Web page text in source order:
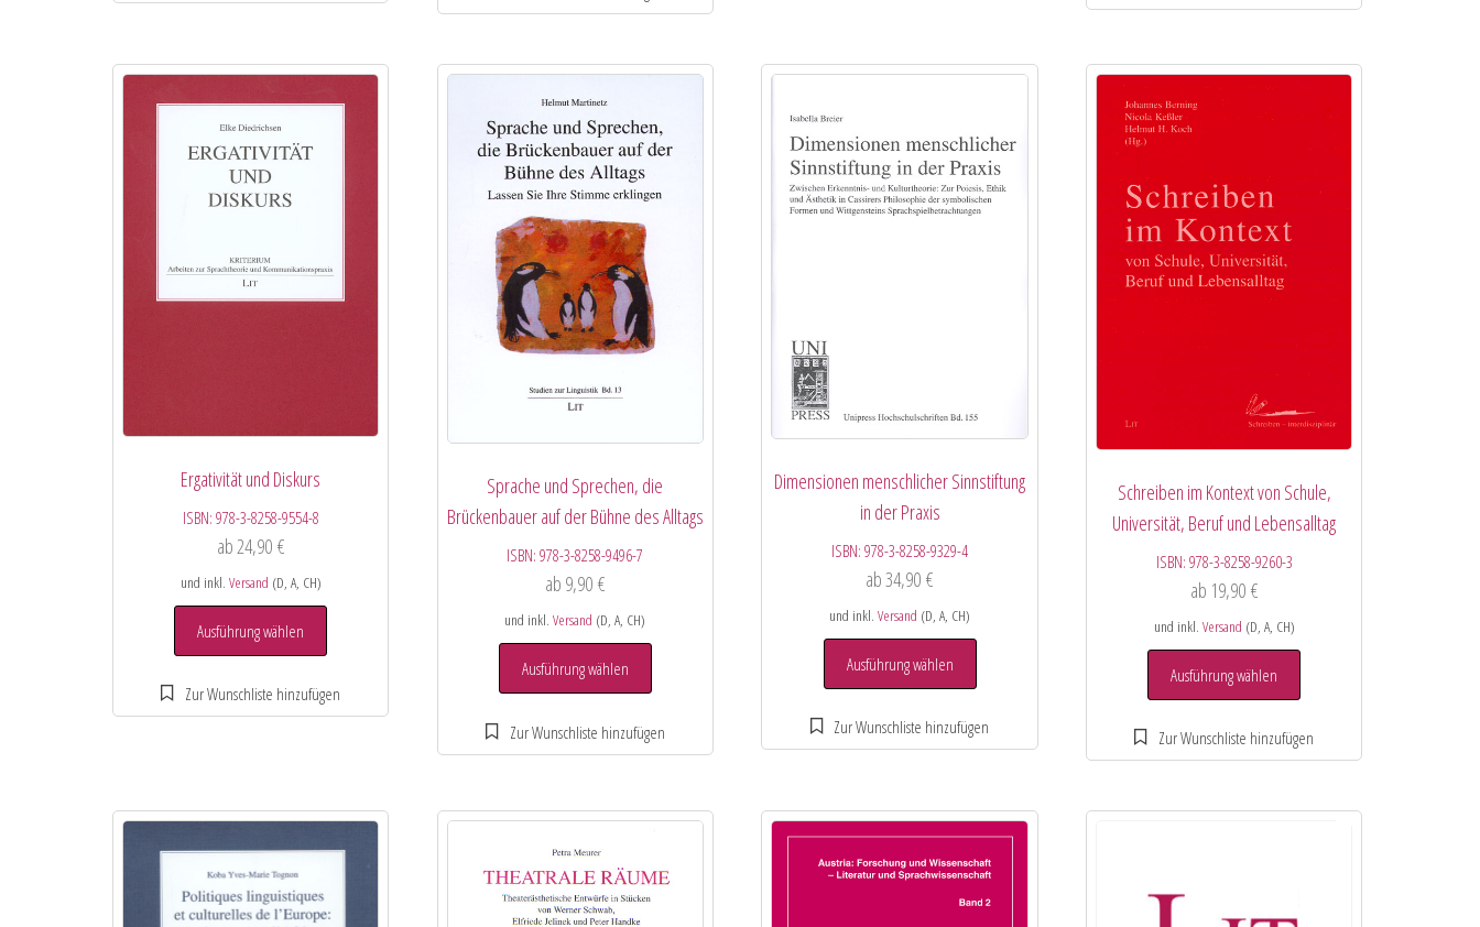
Ergativität und Diskurs
ISBN: 978-3-8258-9554-8
ab 24,90 €
und inkl. Versand (D, A, CH)
Ausführung wählen
Sprache und Sprechen, die
Brückenbauer auf der Bühne des Alltags
ISBN:978-3-8258-9496-7
ab 9,90 €
und inkl.Versand (D, A, CH)
Ausführung wählen
Dimensionen menschlicher Sinnstiftung
in der Praxis
ISBN:978-3-8258-9329-4
ab34,90€
und inkl.Versand (D, A, CH)
Ausführung wählen
Schreiben im Kontext von Schule,
Universität, Beruf und Lebensalltag
ISBN: 978-3-8258-9260-3
ab 19,90 €
und inkl. Versand (D, A, CH)
Ausführung wählen